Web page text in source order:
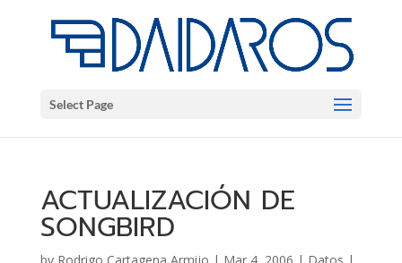
Select Page
ACTUALIZACIÓN DE
SONGBIRD